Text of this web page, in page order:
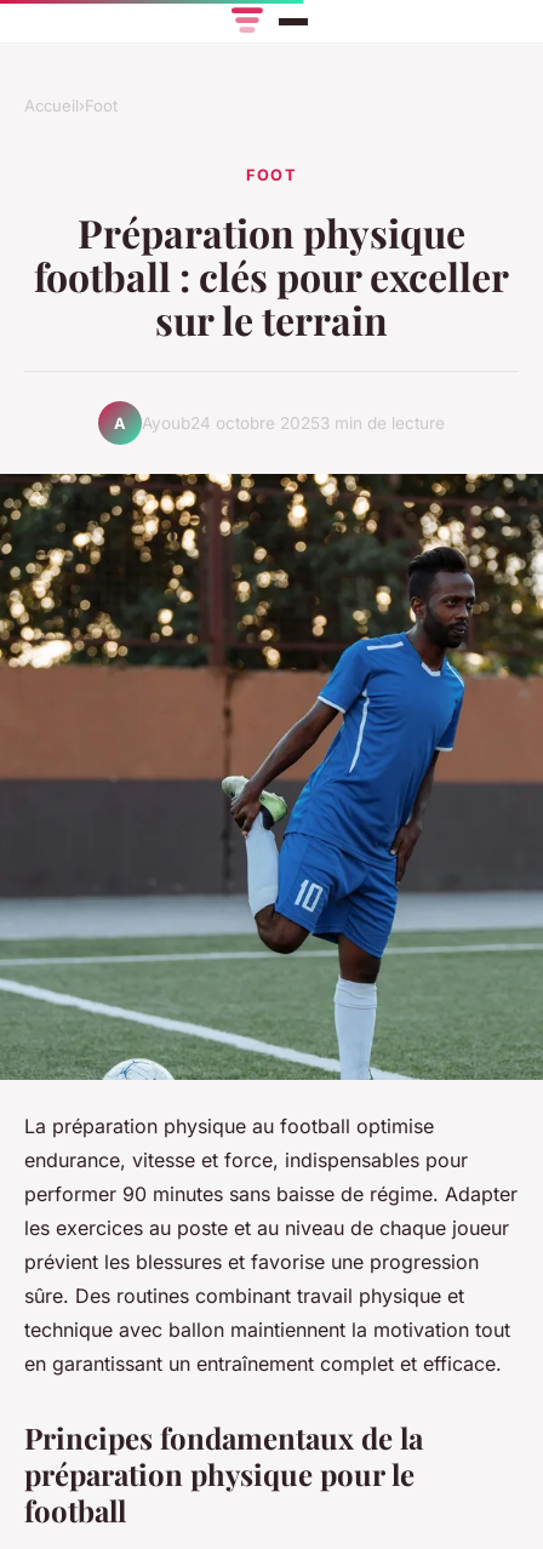
Accueil›Foot
FOOT
Préparation physique
football : clés pour exceller
sur le terrain
A Ayoub24 octobre 20253 min de lecture
La préparation physique au football optimise
endurance, vitesse et force, indispensables pour
performer 90 minutes sans baisse de régime. Adapter
les exercices au poste et au niveau de chaque joueur
prévient les blessures et favorise une progression
sûre. Des routines combinant travail physique et
technique avec ballon maintiennent la motivation tout
en garantissant un entraînement complet et efficace.
Principes fondamentaux de la
préparation physique pour le
football